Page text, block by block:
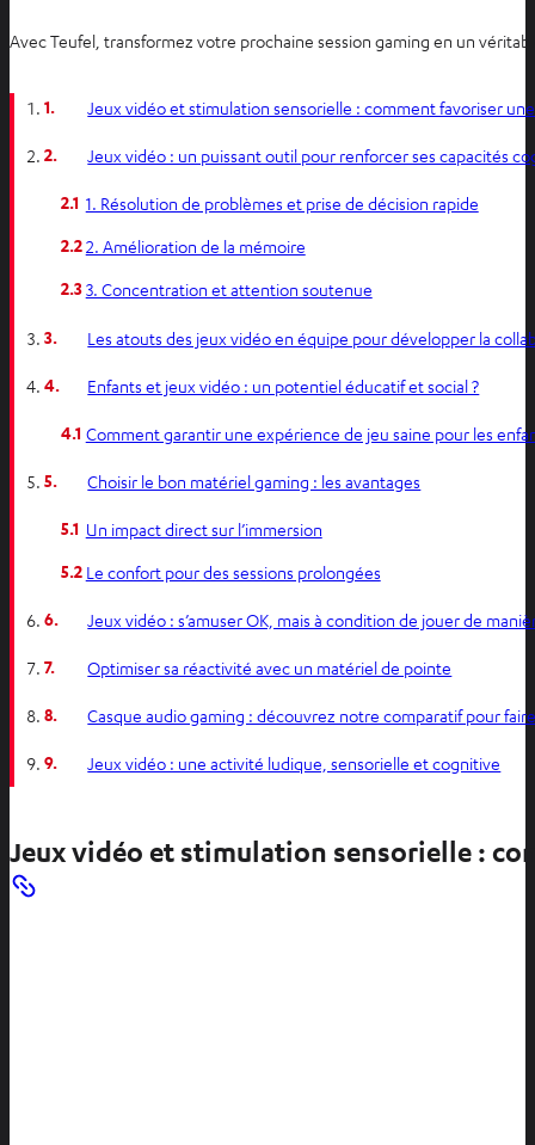
Avec Teufel, transformez votre prochaine session gaming en un
1. Jeux vidéo et stimulation sensorielle : comment favoriser
2. Jeux vidéo : un puissant outil pour renforcer ses capacités
2.1 1. Résolution de problèmes et prise de décision rapide
2.22. Amélioration de la mémoire
2.33. Concentration et attention soutenue
3. Les atouts des jeux vidéo en équipe pour développer la
4. Enfants et jeux vidéo : un potentiel éducatif et social ?
4.1 Comment garantir une expérience de jeu saine pour les
5. Choisir le bon matériel gaming : les avantages
5.1 Un impact direct sur l’immersion
5.2 Le confort pour des sessions prolongées
6. Jeux vidéo : s’amuser OK, mais à condition de jouer de
7. Optimiser sa réactivité avec un matériel de pointe
8. Casque audio gaming : découvrez notre comparatif pour
9. Jeux vidéo : une activité ludique, sensorielle et cognitive
Jeux vidéo et stimulation sensorielle :